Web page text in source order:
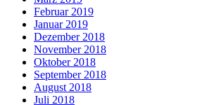
Februar 2019
Januar 2019
Dezember 2018
November 2018
Oktober 2018
September 2018
August 2018
Juli 2018